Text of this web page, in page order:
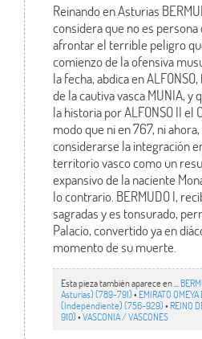
Reinando en Asturias
considera que no es persona
afrontar el terrible peligro
comienzo de la ofensiva
la fecha, abdica en
de la cautiva vasca MUNIA, y
la historia por ALFONSO II el
modo que ni en 767, ni
considerarse la integración
territorio vasco como un
expansivo de la naciente
lo contrario. BERMUDO I,
sagradas y es tonsurado,
Palacio, convertido ya en
momento de su muerte.
Esta pieza también aparece en ...
Asturias) (789-791)• EMIRATO OMEYA
(Independiente) (756-929)• REINO
910)•VASCONIA / VASCONES